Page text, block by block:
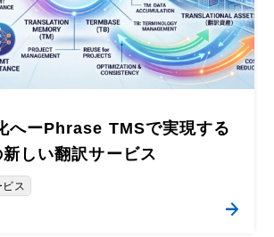
へーPhrase TMSで実現する
しい翻訳サービス
ビス